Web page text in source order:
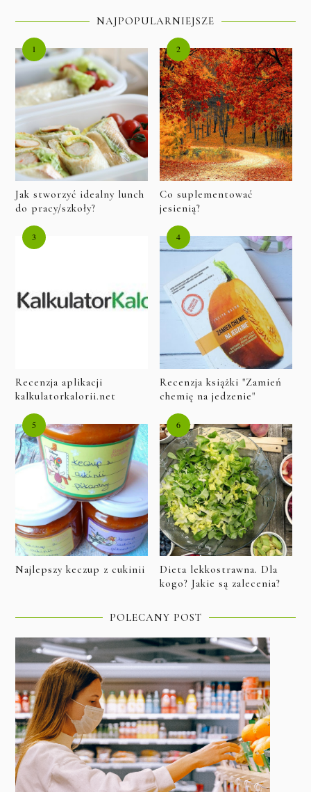
NAJPOPULARNIEJSZE
Jak stworzyć idealny lunch
do pracy/szkoły?
Co suplementować
jesienią?
Recenzja aplikacji
kalkulatorkalorii.net
Recenzja książki "Zamień
chemię na jedzenie"
Najlepszy keczup z cukinii
Dieta lekkostrawna. Dla
kogo? Jakie są zalecenia?
POLECANY POST